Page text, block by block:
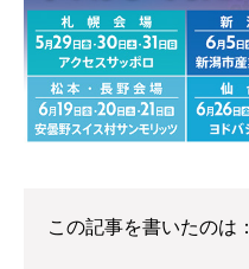
この記事を書いたのは：